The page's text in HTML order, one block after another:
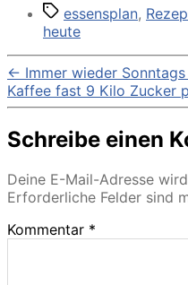
Schlagwörter
essensplan,
heute
← Immer wieder Sonntags
Kaffee fast 9 Kilo Zucker
Schreibe einen
Deine E-Mail-Adresse
Erforderliche Felder sind
Kommentar *